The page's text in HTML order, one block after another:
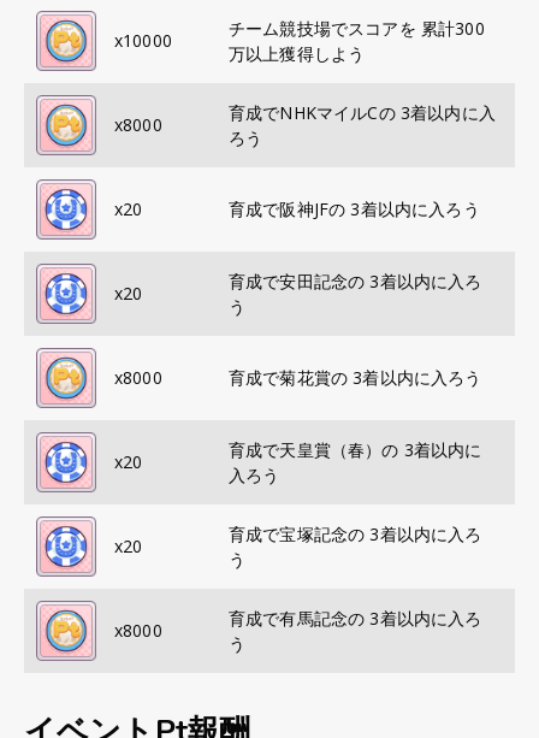
x10000
チーム競技場でスコアを 累計300
万以上獲得しよう
x8000
育成でNHKマイルCの 3着以内に入
ろう
x20 育成で阪神JFの 3着以内に入ろう
x20
育成で安田記念の 3着以内に入ろ
う
x8000 育成で菊花賞の 3着以内に入ろう
x20
育成で天皇賞（春）の 3着以内に
入ろう
x20
育成で宝塚記念の 3着以内に入ろ
う
x8000
育成で有馬記念の 3着以内に入ろ
う